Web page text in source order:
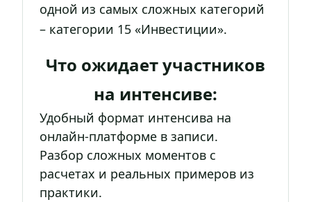
одной из самых сложных категорий
– категории 15 «Инвестиции».
Что ожидает участников
на интенсиве:
Удобный формат интенсива на
онлайн-платформе в записи.
Разбор сложных моментов с
расчетах и реальных примеров из
практики.